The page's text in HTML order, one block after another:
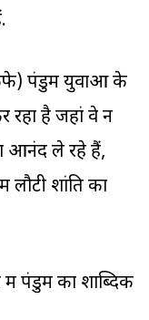
पंडुम युवाओं के
रहा है जहां वे न
आनंद ले रहे हैं,
शांति का
में पंडुम का शाब्दिक